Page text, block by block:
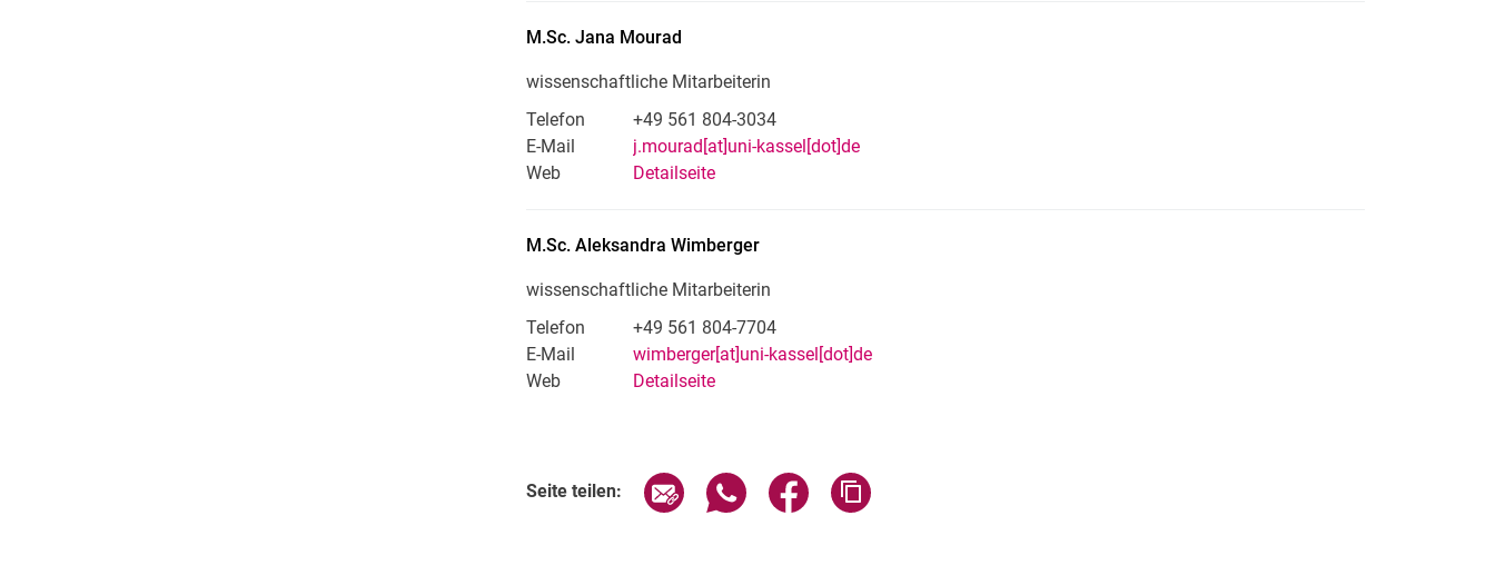
M.Sc.Jana Mourad
wissenschaftliche Mitarbeiterin
Telefon
+49 561 804-3034
E-Mail
j.mourad[at]uni-kassel[dot]de
Web
Detailseite
M.Sc.AleksandraWimberger
wissenschaftliche Mitarbeiterin
Telefon
+49 561 804-7704
E-Mail
wimberger[at]uni-kassel[dot]de
Web
Detailseite
Seite teilen: Seite über E-Mail teilen
Seite über WhatsApp teilen (externer Link, öffnet neues Fenster)
Seite über Facebook teilen (externer Link, öffnet neues Fenster)